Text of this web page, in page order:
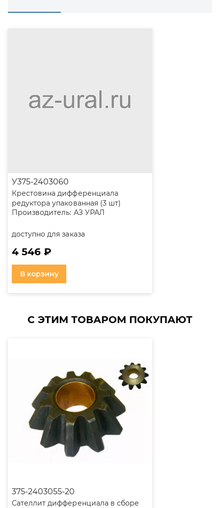
У375-2403060
Крестовина дифференциала
редуктора упакованная (3 шт)
Производитель: АЗ УРАЛ
доступно для заказа
4 546 ₽
В корзину
С ЭТИМ ТОВАРОМ ПОКУПАЮТ
375-2403055-20
Сателлит дифференциала в сборе